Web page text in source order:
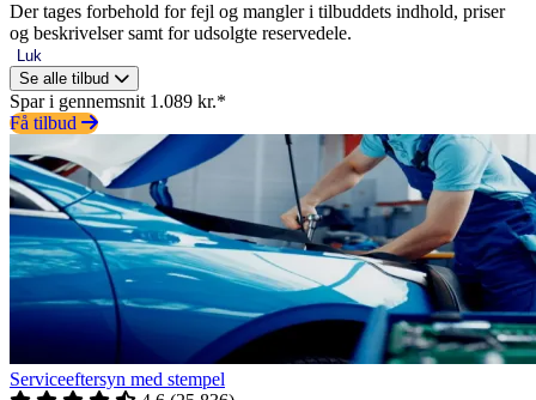
Der tages forbehold for fejl og mangler i tilbuddets indhold, priser
og beskrivelser samt for udsolgte reservedele.
Luk
Se alle tilbud
Spar i gennemsnit 1.089 kr.*
Få tilbud
Serviceeftersyn med stempel